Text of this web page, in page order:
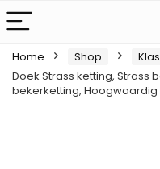
Home Shop
Doek Strass ketting, Strass
bekerketting,